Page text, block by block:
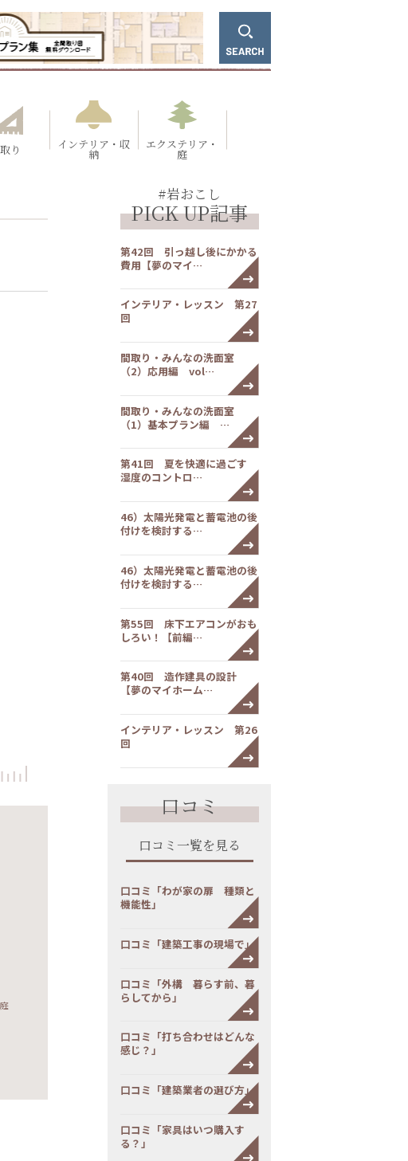
り インテリア・収
納
エクステリア・
庭
庭
#岩おこし
PICK UP記事
第42回 引っ越し後にかかる
費用【夢のマイ…
インテリア・レッスン 第27
回
間取り・みんなの洗面室
（2）応用編 vol…
間取り・みんなの洗面室
（1）基本プラン編 …
第41回 夏を快適に過ごす
湿度のコントロ…
46）太陽光発電と蓄電池の後
付けを検討する…
46）太陽光発電と蓄電池の後
付けを検討する…
第55回 床下エアコンがおも
しろい！【前編…
第40回 造作建具の設計
【夢のマイホーム…
インテリア・レッスン 第26
回
口コミ
口コミ一覧を見る
口コミ「わが家の扉 種類と
機能性」
口コミ「建築工事の現場で」
口コミ「外構 暮らす前、暮
らしてから」
口コミ「打ち合わせはどんな
感じ？」
口コミ「建築業者の選び方」
口コミ「家具はいつ購入す
る？」